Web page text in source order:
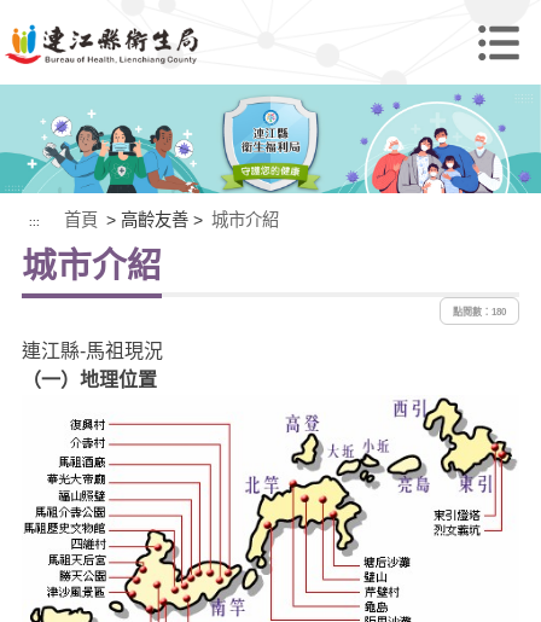
::: 首頁 > 高齡友善 > 城市介紹
城市介紹
點閱數：180
連江縣-馬祖現況
（一）地理位置